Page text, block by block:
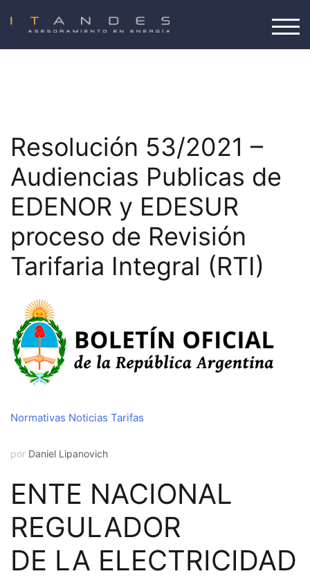
contenido
Resolución 53/2021 –
Audiencias Publicas de
EDENOR y EDESUR
proceso de Revisión
Tarifaria Integral (RTI)
Normativas Noticias Tarifas
por Daniel Lipanovich
ENTE NACIONAL
REGULADOR
DE LA ELECTRICIDAD